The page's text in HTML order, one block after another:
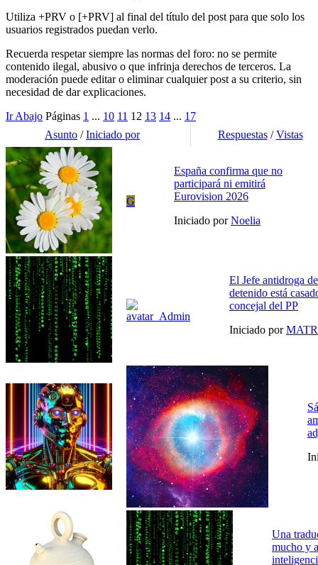
Utiliza +PRV o [+PRV] al final del título del post para que solo los
usuarios registrados puedan verlo.
Recuerda respetar siempre las normas del foro: no se permite
contenido ilegal, abusivo o que infrinja derechos de terceros. La
moderación puede editar o eliminar cualquier post a su criterio, sin
necesidad de dar explicaciones.
Ir Abajo Páginas 1 ... 10 11 12 13 14 ... 17
Asunto /Iniciado por Respuestas/Vistas
G
España confirma que no
participará ni emitirá
Eurovision 2026
Iniciado porNoelia
El Jefe antidroga
detenido está
concejal del PP
Iniciado por
Una
mucho y